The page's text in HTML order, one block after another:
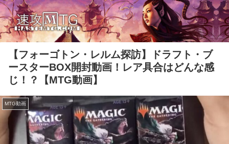
【フォーゴトン・レルム探訪】ドラフト・ブ
ースターBOX開封動画！レア具合はどんな感
じ！？【MTG動画】
MTG動画